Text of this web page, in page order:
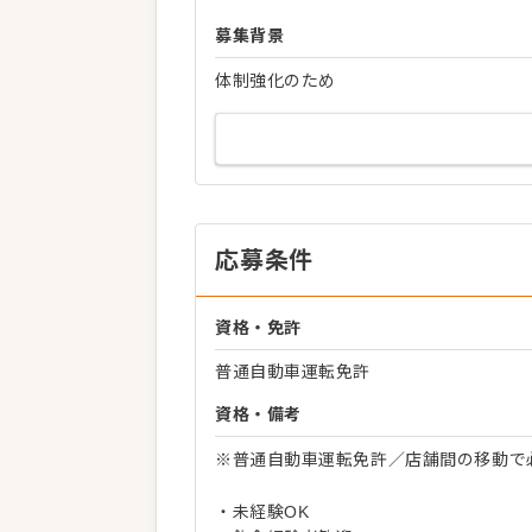
募集背景
体制強化のため
応募条件
資格・免許
普通自動車運転免許
資格・備考
※普通自動車運転免許／店舗間の移動で
・未経験OK